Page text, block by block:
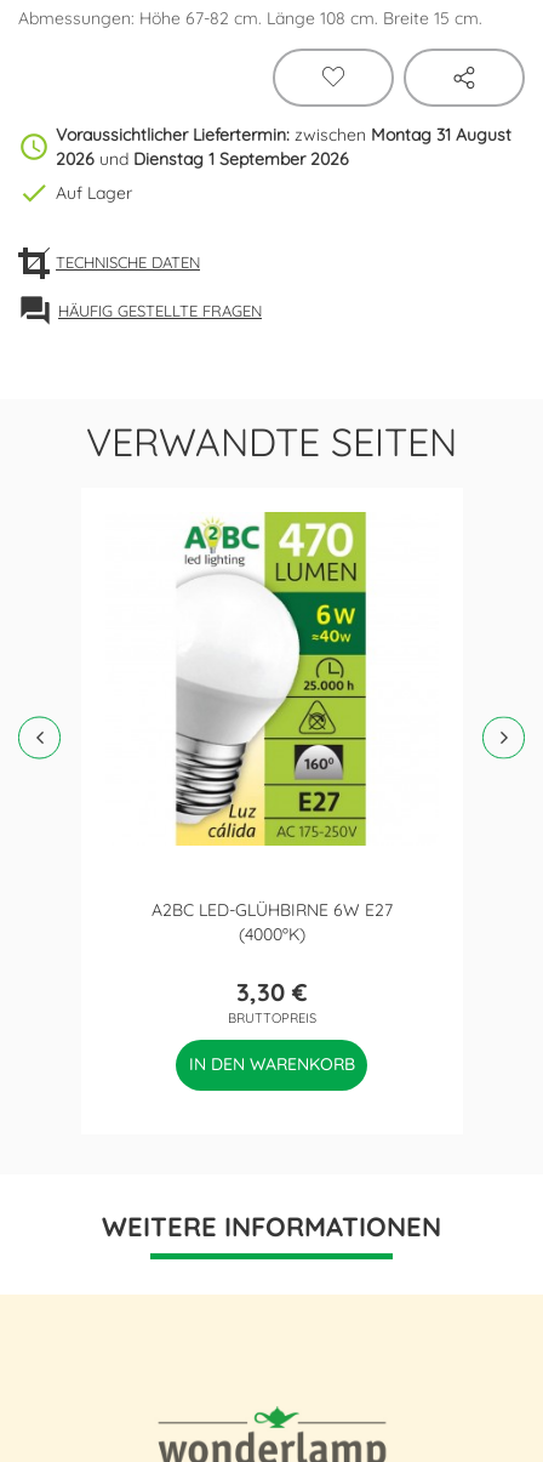
Abmessungen: Höhe 67-82 cm. Länge 108 cm. Breite 15 cm.
schedule Voraussichtlicher Liefertermin: zwischen Montag 31 August
2026 und Dienstag 1 September 2026
check Auf Lager
TECHNISCHE DATEN
forum HÄUFIG GESTELLTE FRAGEN
VERWANDTE SEITEN
A2BC LED-GLÜHBIRNE 6W E27
(4000ºK)
Preis
3,30 €
BRUTTOPREIS
IN DEN WARENKORB
WEITERE INFORMATIONEN